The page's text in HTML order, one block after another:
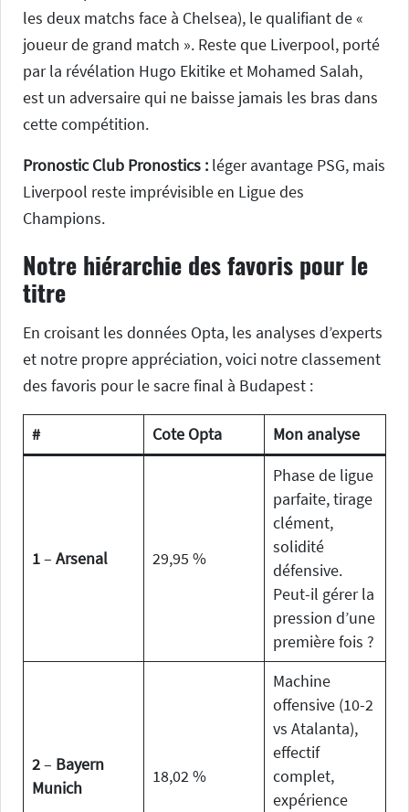
les deux matchs face à Chelsea), le qualifiant de «
joueur de grand match ». Reste que Liverpool, porté
par la révélation Hugo Ekitike et Mohamed Salah,
est un adversaire qui ne baisse jamais les bras dans
cette compétition.
Pronostic Club Pronostics : léger avantage PSG, mais
Liverpool reste imprévisible en Ligue des
Champions.
Notre hiérarchie des favoris pour le
titre
En croisant les données Opta, les analyses d’experts
et notre propre appréciation, voici notre classement
des favoris pour le sacre final à Budapest :
# Cote Opta Mon analyse
1– Arsenal 29,95 %
Phase de ligue
parfaite, tirage
clément,
solidité
défensive.
Peut-il gérer la
pression d’une
première fois ?
2– Bayern
Munich
18,02 %
Machine
offensive (10-2
vs Atalanta),
effectif
complet,
expérience